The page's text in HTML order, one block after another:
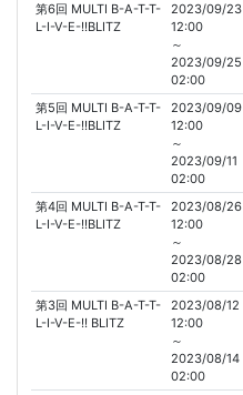
第6回 MULTI B-A-T-T-
L-I-V-E-!!BLITZ
2023/09/23
12:00
～
2023/09/25
02:00
第5回 MULTI B-A-T-T-
L-I-V-E-!!BLITZ
2023/09/09
12:00
～
2023/09/11
02:00
第4回 MULTI B-A-T-T-
L-I-V-E-!!BLITZ
2023/08/26
12:00
～
2023/08/28
02:00
第3回 MULTI B-A-T-T-
L-I-V-E-!! BLITZ
2023/08/12
12:00
～
2023/08/14
02:00